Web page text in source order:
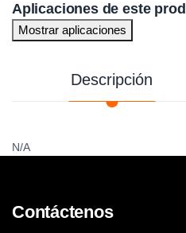
Aplicaciones de este
Mostrar aplicaciones
Descripción
N/A
Contáctenos